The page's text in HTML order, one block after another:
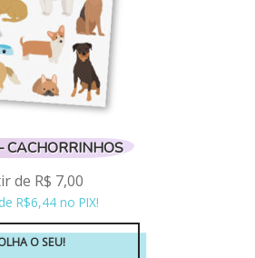
CACHORRINHOS
de R$ 7,00
R$6,44 no PIX!
O SEU!